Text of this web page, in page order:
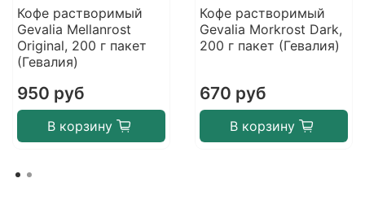
Кофе растворимый
Gevalia Mellanrost
Original, 200 г пакет
(Гевалия)
950 руб
В корзину
Кофе растворимый
Gevalia Morkrost Dark,
200 г пакет (Гевалия)
670 руб
В корзину